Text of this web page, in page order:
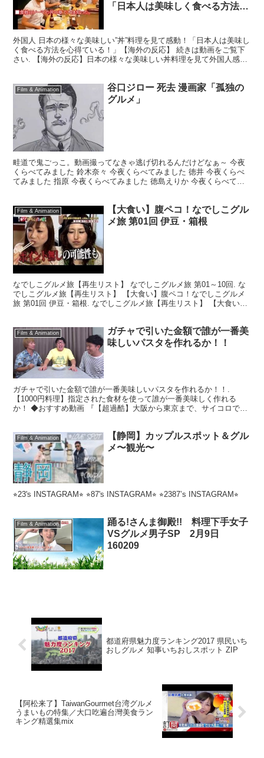
「日本人は美味しく食べる方法を
外国人 日本の様々な美味しい”丼”料理を見て感動！「日本人は美味し
く食べる方法を心得ている！」【海外の反応】 続きは動画をご覧下
さい. 【海外の反応】日本の様々な美味しい丼料理を見て外国人感
Film & Animation
谷口ジロー 死去 漫画家「孤独の
グルメ」
畦道で鬼ごっこ。動画撮ってなきゃ逃げ切れるんだけどなぁ～ 今夜
くらべてみました 鈴木奈々 今夜くらべてみました 徳井 今夜くらべ
てみました 指原 今夜くらべてみました 徳島えりか 今夜くらべてみ
Film & Animation
【大食い】腹ペコ！なでしこグル
メ旅 第01回 伊豆・箱根
なでしこグルメ旅【再生リスト】 なでしこグルメ旅 第01～10回. な
でしこグルメ旅【再生リスト】 【大食い】腹ペコ！なでしこグルメ
旅 第01回 伊豆・箱根. なでしこグルメ旅【再生リスト】 【大食い】
Film & Animation
ガチャで引いた金額で誰が一番美
味しいパスタを作れるか！！
ガチャで引いた金額で誰が一番美味しいパスタを作れるか！！.
【1000円料理】指定された食材を使って誰が一番美味しく作れる
か！ ◆おすすめ動画 『【超過酷】大阪から東京まで、サイコロで出
Film & Animation
【静岡】カップルスポット＆グル
メ〜観光〜
⭐︎23's INSTAGRAM⭐︎ ⭐︎87's INSTAGRAM⭐︎ ⭐︎2387’s INSTAGRAM⭐︎
Film & Animation
踊る!さんま御殿!! 料理下手女子
VSグルメ男子SP 2月9日
160209
都道府県魅力度ランキング2017 県民いち
おしグルメ 知事いちおしスポット ZIP
【阿松来了】TaiwanGourmet台湾グルメ
うまいもの特集／大口吃遍台灣美食ラン
キング精選集mix